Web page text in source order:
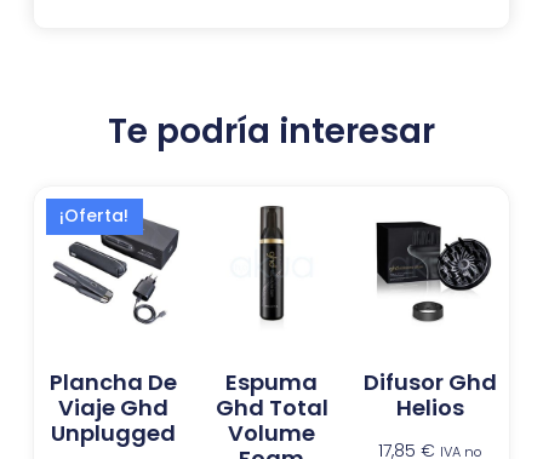
Te podría interesar
¡Oferta!
Plancha De
Viaje Ghd
Unplugged
precio
original
era:
339,00 €.
El
precio
actual
es:
224,13 €.
Espuma
Ghd Total
Volume
Difusor Ghd
Helios
17,85€ IVA no